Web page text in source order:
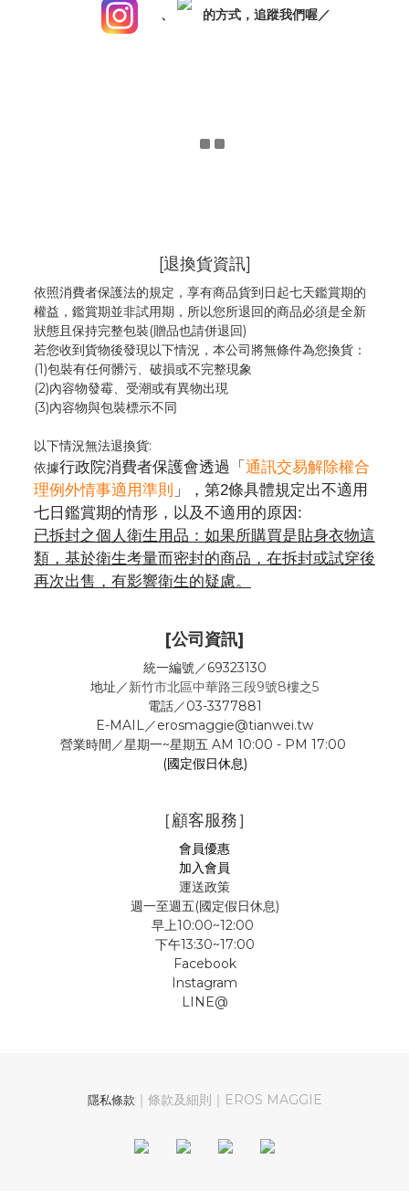
、 的方式，追蹤我們喔／
[退換貨資訊]
依照消費者保護法的規定，享有商品貨到日起七天鑑賞期的
權益，鑑賞期並非試用期，所以您所退回的商品必須是全新
狀態且保持完整包裝(贈品也請併退回)
若您收到貨物後發現以下情況，本公司將無條件為您換貨：
(1)包裝有任何髒污、破損或不完整現象
(2)內容物發霉、 受潮或有異物出現
(3)內容物與包裝標示不同
以下情況無法退換貨:
依據行政院消費者保護會透過「 通訊交易解除權合
理例外情事適用準則 」，第2條具體規定出不適用
七日鑑賞期的情形，以及不適用的原因:
已拆封之個人衛生用品：如果所購買是貼身衣物這
類，基於衛生考量而密封的商品，在拆封或試穿後
再次出售，有影響衛生的疑慮。
[公司資訊]
統一編號／69323130
地址／新竹市北區中華路三段9號8樓之5
電話／03-3377881
E-MAIL／erosmaggie@tianwei.tw
營業時間／星期一~星期五 AM 10:00 - PM 17:00
(國定假日休息)
［顧客服務］
會員優惠
加入會員
運送政策
週一至週五(國定假日休息)
早上10:00~12:00
下午13:30~17:00
Facebook
Instagram
LINE@
隱私條款 ｜條款及細則｜EROS MAGGIE